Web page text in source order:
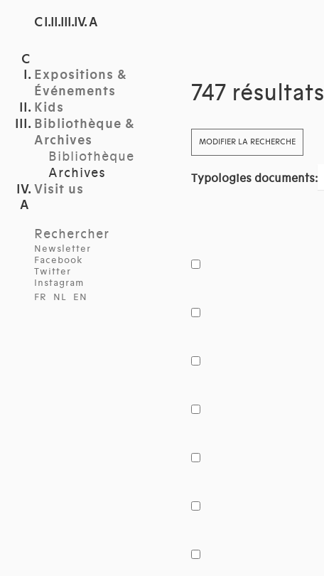
C I.II.III.IV. A
Expositions &
Événements
Kids
Bibliothèque &
Archives
Bibliothèque
Archives
Visit us
Rechercher
Newsletter
Facebook
Twitter
Instagram
FR
NL EN
747 résultats
MODIFIER LA RECHERCHE
Typologies documents: